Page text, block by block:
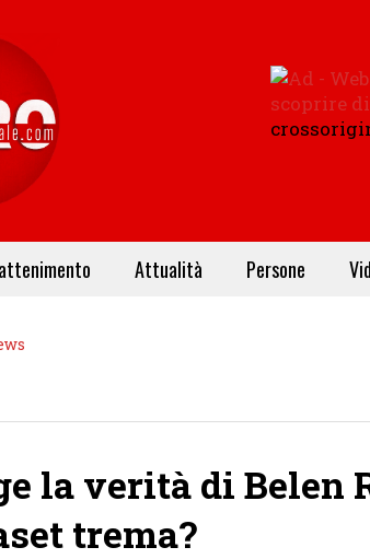
Attualità Persone
la verità di Belen
trema?